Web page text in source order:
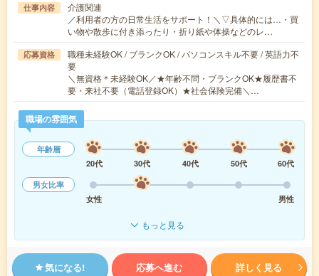
仕事内容
介護関連
／利用者の方の日常生活をサポート！＼▽具体的には…・買
い物や散歩に付き添ったり・折り紙や体操などのレ…
応募資格
職種未経験OK / ブランクOK / パソコンスキル不要 / 英語力不
要
＼無資格＊未経験OK／★年齢不問・ブランクOK★履歴書不
要・来社不要（電話登録OK）★社会保険完備＼…
職場の雰囲気
年齢層
20代
30代 40代 50代
60代
男女比率
女性
男性
もっと見る
気になる! 応募へ進む 詳しく見る